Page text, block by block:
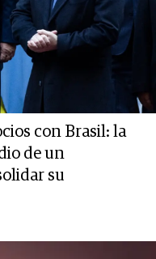
con Brasil: la
de un
su